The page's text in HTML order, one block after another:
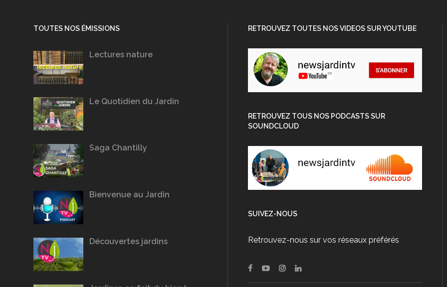
TOUTES NOS ÉMISSIONS
Lectures nature
Le Quotidien du Jardin
Saga Chantilly
Bienvenue au Jardin
Découvertes jardins
RETROUVEZ TOUTES NOS VIDEOS SUR YOUTUBE
RETROUVEZ TOUS NOS PODCASTS SUR
SOUNDCLOUD
SUIVEZ-NOUS
Retrouvez-nous sur vos réseaux préférés